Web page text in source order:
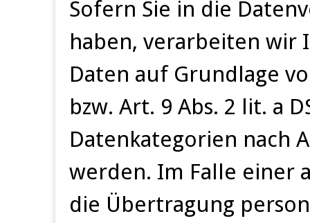
Sofern Sie in die
haben, verarbeiten wir
Daten auf Grundlage
bzw. Art. 9 Abs. 2 lit. a
Datenkategorien nach
werden. Im Falle einer
die Übertragung